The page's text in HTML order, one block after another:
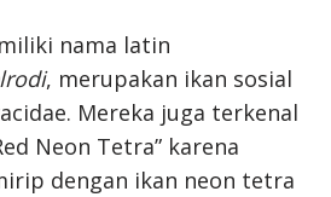
nama latin
, merupakan ikan sosial
Mereka juga terkenal
Neon Tetra” karena
dengan ikan neon tetra